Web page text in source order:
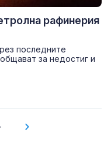
рафинерия
последните
за недостиг и